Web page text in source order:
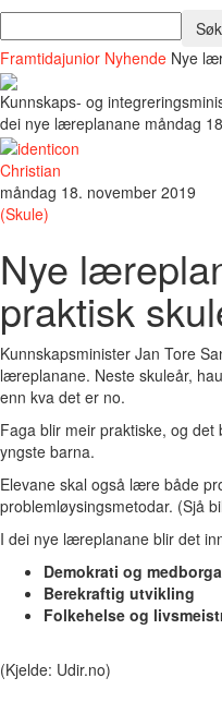
Framtidajunior Nyhende Nye
Kunnskaps- og
dei nye læreplanane måndag
Christian
måndag 18. november 2019
(Skule)
Nye
praktisk
Kunnskapsminister Jan Tore
læreplanane. Neste skuleår,
enn kva det er no.
Faga blir meir praktiske, og
yngste barna.
Elevane skal også lære både
problemløysingsmetodar. (Sjå
I dei nye læreplanane blir det
Demokrati og
Berekraftig utvikling
Folkehelse og
(Kjelde: Udir.no)